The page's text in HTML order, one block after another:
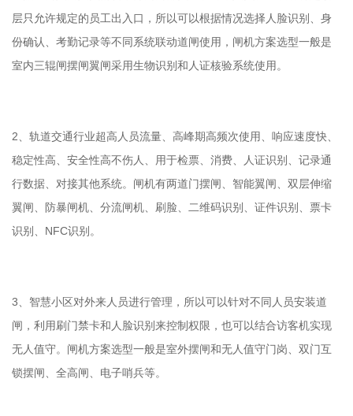
层只允许规定的员工出入口，所以可以根据情况选择人脸识别、身
份确认、考勤记录等不同系统联动道闸使用，闸机方案选型一般是
室内三辊闸摆闸翼闸采用生物识别和人证核验系统使用。
2、轨道交通行业超高人员流量、高峰期高频次使用、响应速度快、
稳定性高、安全性高不伤人、用于检票、消费、人证识别、记录通
行数据、对接其他系统。闸机有两道门摆闸、智能翼闸、双层伸缩
翼闸、防暴闸机、分流闸机、刷脸、二维码识别、证件识别、票卡
识别、NFC识别。
3、智慧小区对外来人员进行管理，所以可以针对不同人员安装道
闸，利用刷门禁卡和人脸识别来控制权限，也可以结合访客机实现
无人值守。闸机方案选型一般是室外摆闸和无人值守门岗、双门互
锁摆闸、全高闸、电子哨兵等。